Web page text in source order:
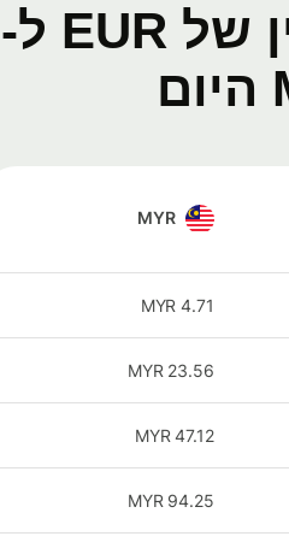
שערי חליפין של EUR ל-
MYR
4.71
MYR
23.56
MYR
47.12
MYR
94.25
MYR